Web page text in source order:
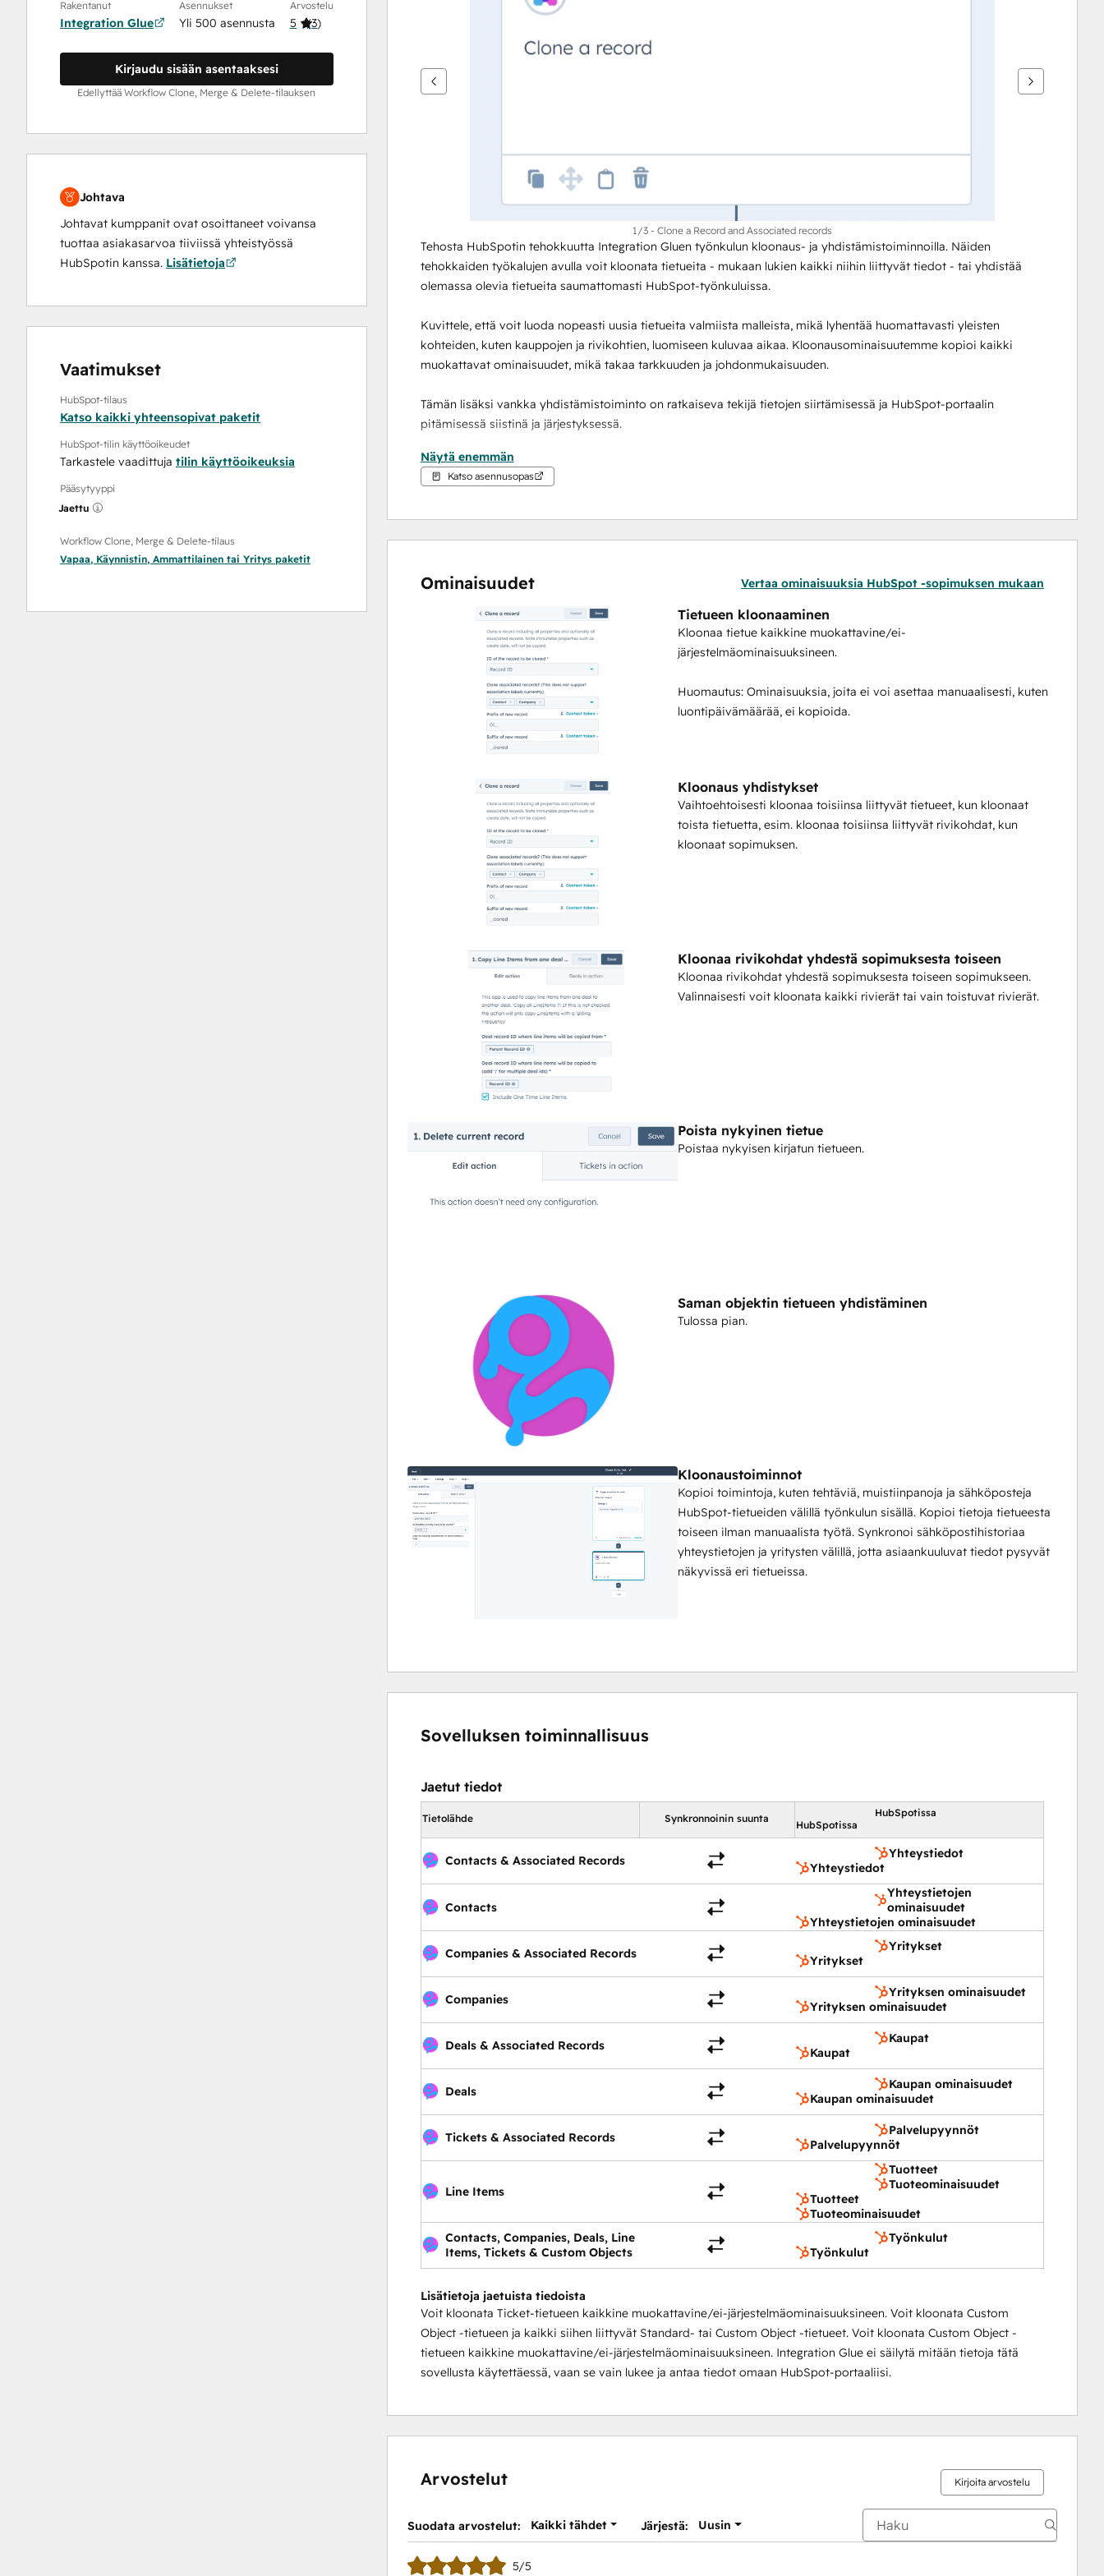
Rakentanut
Integration Glue
Asennukset
Yli 500 asennusta
Arvostelu
5 (3)
Kirjaudu sisään asentaaksesi
Edellyttää Workflow Clone, Merge & Delete-tilauksen
Johtava
Johtavat kumppanit ovat osoittaneet voivansa
tuottaa asiakasarvoa tiiviissä yhteistyössä
HubSpotin kanssa. Lisätietoja
Vaatimukset
HubSpot-tilaus
Katso kaikki yhteensopivat paketit
HubSpot-tilin käyttöoikeudet
Tarkastele vaadittuja tilin käyttöoikeuksia
Pääsytyyppi
Jaettu
Workflow Clone, Merge & Delete-tilaus
Vapaa, Käynnistin, Ammattilainen tai Yritys paketit
1/3 - Clone a Record and Associated records
Tehosta HubSpotin tehokkuutta Integration Gluen työnkulun kloonaus- ja yhdistämistoiminnoilla. Näiden
tehokkaiden työkalujen avulla voit kloonata tietueita - mukaan lukien kaikki niihin liittyvät tiedot - tai yhdistää
olemassa olevia tietueita saumattomasti HubSpot-työnkuluissa.
Kuvittele, että voit luoda nopeasti uusia tietueita valmiista malleista, mikä lyhentää huomattavasti yleisten
kohteiden, kuten kauppojen ja rivikohtien, luomiseen kuluvaa aikaa. Kloonausominaisuutemme kopioi kaikki
muokattavat ominaisuudet, mikä takaa tarkkuuden ja johdonmukaisuuden.
Tämän lisäksi vankka yhdistämistoiminto on ratkaiseva tekijä tietojen siirtämisessä ja HubSpot-portaalin
pitämisessä siistinä ja järjestyksessä.
Kloonausominaisuudet:
Valitse valinnaisesti Kloonattavat Associated-tietueet.
Kloonaa mikä tahansa objektitietue (yhteystiedot, yritykset, sopimukset, liput, mukautetut objektit).
Kaikki virheet tai ongelmat kirjataan HubSpot Workflow -palveluun.
Yhdistämisominaisuudet:
Ensisijaisen tietueen priorisointi ominaisuuden perusteella.
Tietueiden yhdistämisjärjestyksen priorisointi aakkosjärjestyksessä, numeroituna tai päivämäärän mukaan.
Lisää erilaisia tietueiden yhteensovitussääntöjä ja poissulkemissääntöjä.
Täysin hallinnoitavissa HubSpot Workflowssa - kun olet asentanut sen, sinun ei tarvitse kirjautua mihinkään
muuhun järjestelmään hallinnoidaksesi yhdistämistoimia.
Kun rekisteröidyt Integration Glue -palveluun, saat käyttöösi koko joukon HubSpot Workflow- ja Data-
tuottavuustoimintoja, kuten toimintoja tietueiden yhdistämiseen, käyttäjä-/omistajatietojen hankkimiseen ja
Integration Gluen hinnoittelu perustuu käyttöön, joten voit käyttää kaikkia sovelluksiamme yhdessä yhdellä
lisenssillä, ja sinulta veloitetaan vain käyttämäsi krediittien kokonaismäärä kuukaudessa.
Integration Glue ei säilytä mitään tietoja, kun käytät tätä sovellusta; se vain lukee ja antaa tiedot omaan HubSpot-
Näytä enemmän
Katso asennusopas
Ominaisuudet Vertaa ominaisuuksia HubSpot -sopimuksen mukaan
Tietueen kloonaaminen
Kloonaa tietue kaikkine muokattavine/ei-
järjestelmäominaisuuksineen.
Huomautus: Ominaisuuksia, joita ei voi asettaa manuaalisesti, kuten
luontipäivämäärää, ei kopioida.
Kloonaus yhdistykset
Vaihtoehtoisesti kloonaa toisiinsa liittyvät tietueet, kun kloonaat
toista tietuetta, esim. kloonaa toisiinsa liittyvät rivikohdat, kun
kloonaat sopimuksen.
Kloonaa rivikohdat yhdestä sopimuksesta toiseen
Kloonaa rivikohdat yhdestä sopimuksesta toiseen sopimukseen.
Valinnaisesti voit kloonata kaikki rivierät tai vain toistuvat rivierät.
Poista nykyinen tietue
Poistaa nykyisen kirjatun tietueen.
Saman objektin tietueen yhdistäminen
Tulossa pian.
Kloonaustoiminnot
Kopioi toimintoja, kuten tehtäviä, muistiinpanoja ja sähköposteja
HubSpot-tietueiden välillä työnkulun sisällä. Kopioi tietoja tietueesta
toiseen ilman manuaalista työtä. Synkronoi sähköpostihistoriaa
yhteystietojen ja yritysten välillä, jotta asiaankuuluvat tiedot pysyvät
näkyvissä eri tietueissa.
Sovelluksen toiminnallisuus
Jaetut tiedot
Tietolähde Synkronnoinin suunta
HubSpotissa
HubSpotissa
Contacts & Associated Records
Yhteystiedot
Yhteystiedot
Contacts
Yhteystietojen
ominaisuudet
Yhteystietojen ominaisuudet
Companies & Associated Records
Yritykset
Yritykset
Companies
Yrityksen ominaisuudet
Yrityksen ominaisuudet
Deals & Associated Records
Kaupat
Kaupat
Deals
Kaupan ominaisuudet
Kaupan ominaisuudet
Tickets & Associated Records
Palvelupyynnöt
Palvelupyynnöt
Line Items
Tuotteet
Tuoteominaisuudet
Tuotteet
Tuoteominaisuudet
Contacts, Companies, Deals, Line
Items, Tickets & Custom Objects
Työnkulut
Työnkulut
Lisätietoja jaetuista tiedoista
Voit kloonata Ticket-tietueen kaikkine muokattavine/ei-järjestelmäominaisuuksineen. Voit kloonata Custom
Object -tietueen ja kaikki siihen liittyvät Standard- tai Custom Object -tietueet. Voit kloonata Custom Object -
tietueen kaikkine muokattavine/ei-järjestelmäominaisuuksineen. Integration Glue ei säilytä mitään tietoja tätä
sovellusta käytettäessä, vaan se vain lukee ja antaa tiedot omaan HubSpot-portaaliisi.
Arvostelut Kirjoita arvostelu
Suodata arvostelut: Kaikki tähdet Järjestä: Uusin
5/5